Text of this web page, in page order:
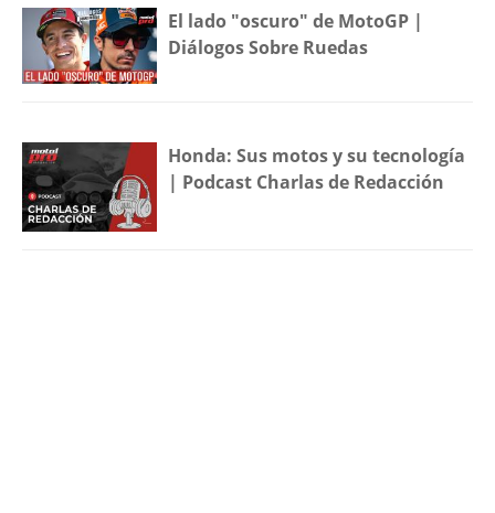
El lado "oscuro" de MotoGP |
Diálogos Sobre Ruedas
Honda: Sus motos y su tecnología
| Podcast Charlas de Redacción